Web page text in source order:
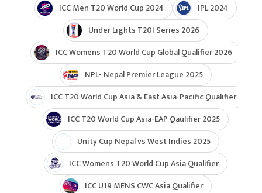
ICC Men T20 World Cup 2024
IPL 2024
Under Lights T20I Series 2026
ICC Womens T20 World Cup Global Qualifier 2026
NPL- Nepal Premier League 2025
ICC T20 World Cup Asia & East Asia-Pacific Qualifier
ICC T20 World Cup Asia-EAP Qaulifier 2025
Unity Cup Nepal vs West Indies 2025
ICC Womens T20 World Cup Asia Qualifier
ICC U19 MENS CWC Asia Qualifier